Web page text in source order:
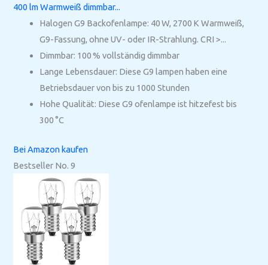
400 lm Warmweiß dimmbar...
Halogen G9 Backofenlampe: 40 W, 2700 K Warmweiß,
G9-Fassung, ohne UV- oder IR-Strahlung. CRI >...
Dimmbar: 100 % vollständig dimmbar
Lange Lebensdauer: Diese G9 lampen haben eine
Betriebsdauer von bis zu 1000 Stunden
Hohe Qualität: Diese G9 ofenlampe ist hitzefest bis
300 °C
Bei Amazon kaufen
Bestseller No. 9